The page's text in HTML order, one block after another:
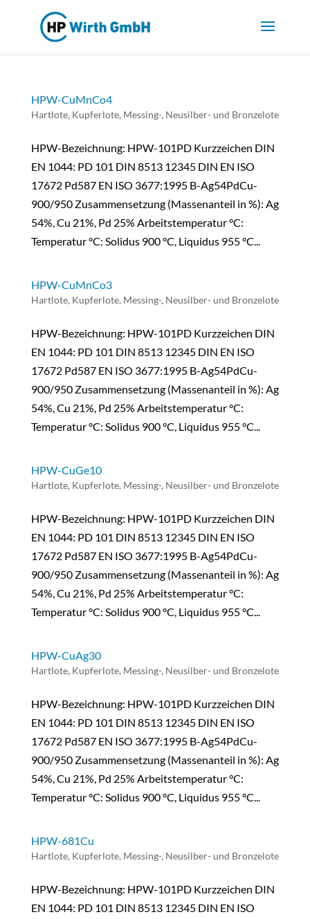
HPW-CuMnCo4
Hartlote, Kupferlote, Messing-, Neusilber- und Bronzelote
HPW-Bezeichnung: HPW-101PD Kurzzeichen DIN
EN 1044: PD 101 DIN 8513 12345 DIN EN ISO
17672 Pd587 EN ISO 3677:1995 B-Ag54PdCu-
900/950 Zusammensetzung (Massenanteil in %): Ag
54%, Cu 21%, Pd 25% Arbeitstemperatur °C:
Temperatur °C: Solidus 900 °C, Liquidus 955 °C...
HPW-CuMnCo3
Hartlote, Kupferlote, Messing-, Neusilber- und Bronzelote
HPW-Bezeichnung: HPW-101PD Kurzzeichen DIN
EN 1044: PD 101 DIN 8513 12345 DIN EN ISO
17672 Pd587 EN ISO 3677:1995 B-Ag54PdCu-
900/950 Zusammensetzung (Massenanteil in %): Ag
54%, Cu 21%, Pd 25% Arbeitstemperatur °C:
Temperatur °C: Solidus 900 °C, Liquidus 955 °C...
HPW-CuGe10
Hartlote, Kupferlote, Messing-, Neusilber- und Bronzelote
HPW-Bezeichnung: HPW-101PD Kurzzeichen DIN
EN 1044: PD 101 DIN 8513 12345 DIN EN ISO
17672 Pd587 EN ISO 3677:1995 B-Ag54PdCu-
900/950 Zusammensetzung (Massenanteil in %): Ag
54%, Cu 21%, Pd 25% Arbeitstemperatur °C:
Temperatur °C: Solidus 900 °C, Liquidus 955 °C...
HPW-CuAg30
Hartlote, Kupferlote, Messing-, Neusilber- und Bronzelote
HPW-Bezeichnung: HPW-101PD Kurzzeichen DIN
EN 1044: PD 101 DIN 8513 12345 DIN EN ISO
17672 Pd587 EN ISO 3677:1995 B-Ag54PdCu-
900/950 Zusammensetzung (Massenanteil in %): Ag
54%, Cu 21%, Pd 25% Arbeitstemperatur °C:
Temperatur °C: Solidus 900 °C, Liquidus 955 °C...
HPW-681Cu
Hartlote, Kupferlote, Messing-, Neusilber- und Bronzelote
HPW-Bezeichnung: HPW-101PD Kurzzeichen DIN
EN 1044: PD 101 DIN 8513 12345 DIN EN ISO